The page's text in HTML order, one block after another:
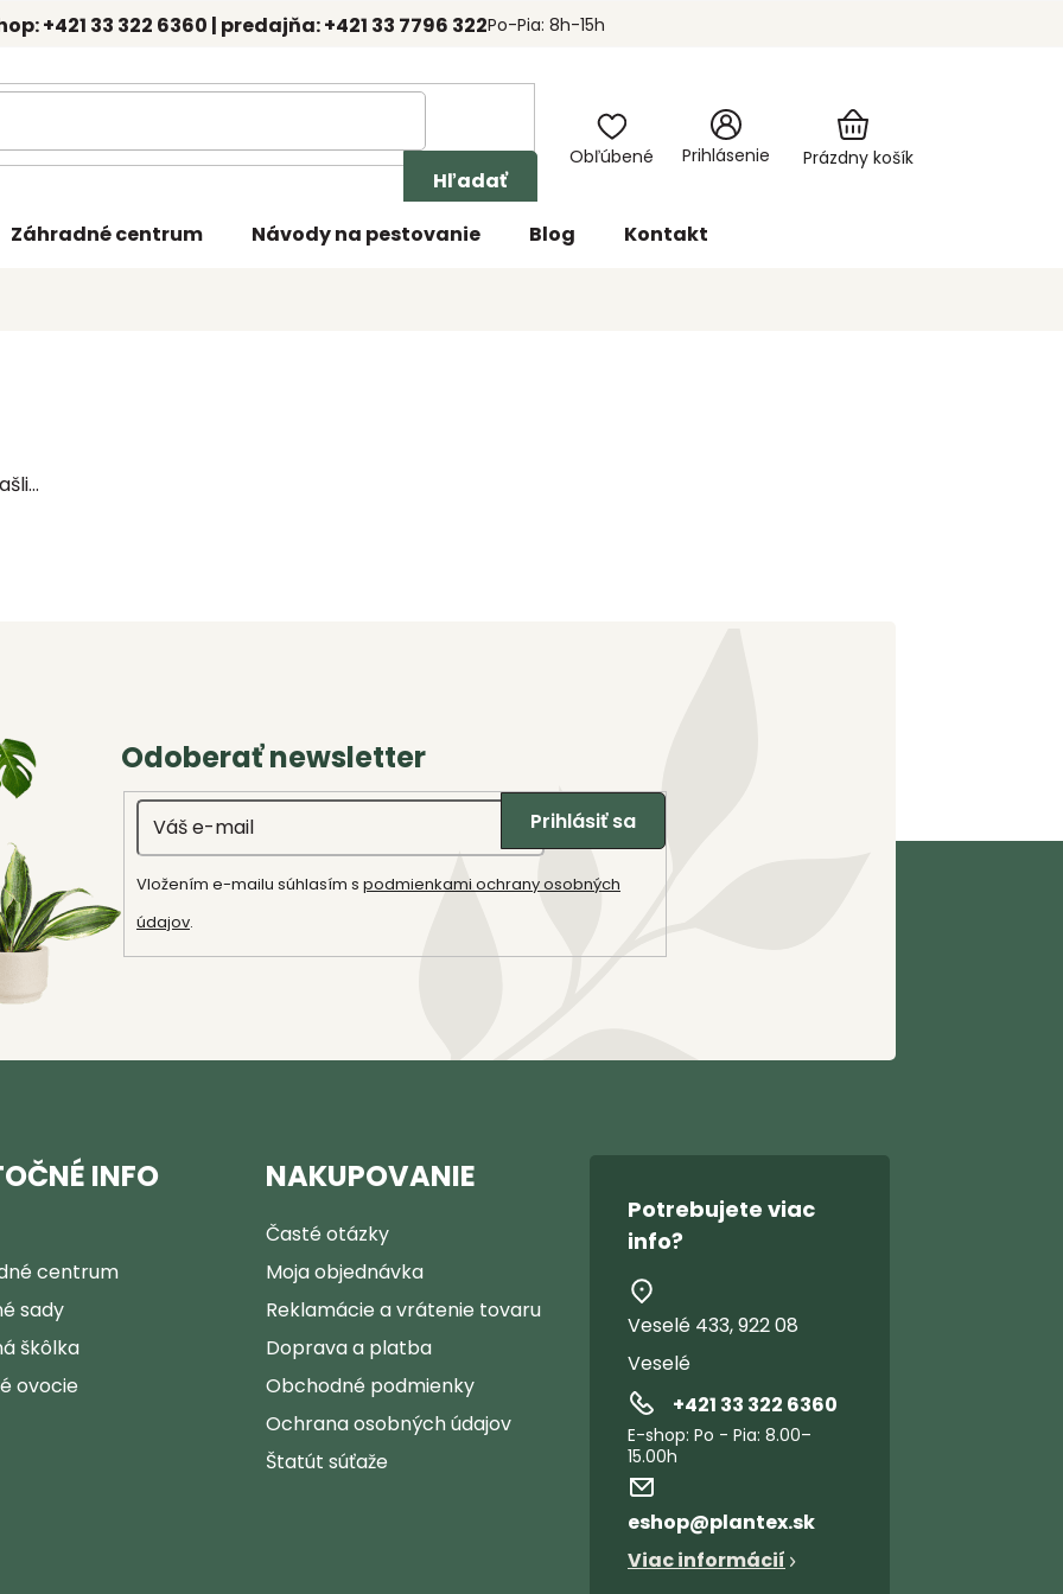
+421 33 322 6360 | predajňa: +421 33 7796 322Po-Pia: 8h-15h
Hľadať
Prihlásenie
Nákupný
košík
Prázdny košík
Záhradné centrum Návody na pestovanie Blog Kontakt
Odoberať newsletter
Email
Vložením e-mailu súhlasím s podmienkami ochrany osobných
údajov.
Prihlásiť sa
INFO
centrum
sady
škôlka
ovocie
NAKUPOVANIE
Časté otázky
Moja objednávka
Reklamácie a vrátenie tovaru
Doprava a platba
Obchodné podmienky
Ochrana osobných údajov
Štatút súťaže
Potrebujete viac
info?
Veselé 433, 922 08
Veselé
eshop@plantex.sk
+421 33 322 6360
Viac informácií